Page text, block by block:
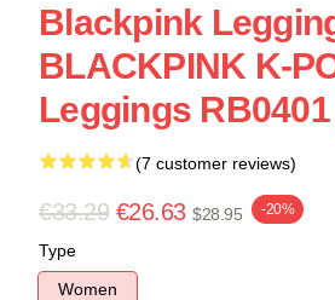
Blackpink
BLACKPINK K-
Leggings
(7 customer reviews)
€33.29 €26.63 $28.95 -20%
Type
Women